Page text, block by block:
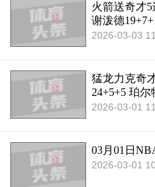
火箭送奇才
谢泼德
2026-03-03
猛龙力克奇
24+5+5 珀尔
2026-03-01
03月01日
2026-03-01